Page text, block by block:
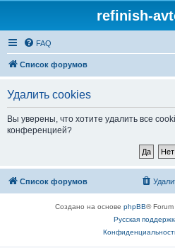
refinish-
FAQ
Список форумов
Удалить cookies
Вы уверены, что хотите удалить все
конференцией?
Список форумов
Создано на основе phpBB®
Русская